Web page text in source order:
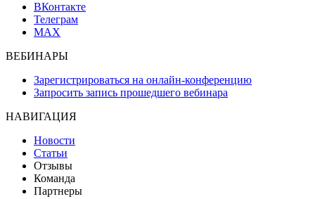
ВКонтакте
Телеграм
MAX
ВЕБИНАРЫ
Зарегистрироваться на онлайн-конференцию
Запросить запись прошедшего вебинара
НАВИГАЦИЯ
Новости
Статьи
Отзывы
Команда
Партнеры